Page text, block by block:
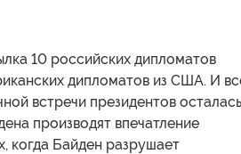
10 российских дипломатов
дипломатов из США. И
встречи президентов осталась
производят впечатление
когда Байден разрушает